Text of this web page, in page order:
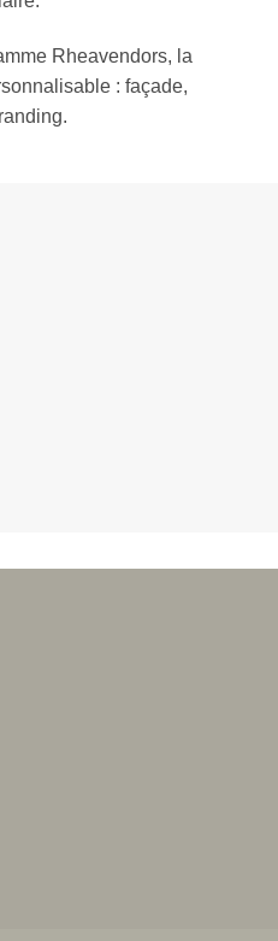
Rheavendors, la
: façade,